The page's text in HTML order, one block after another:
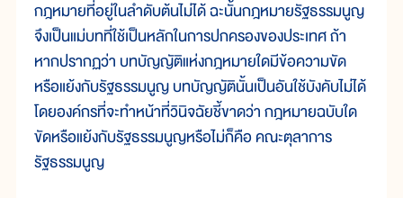
กฎหมายที่อยู่ในลำดับต้นไม่ได้ ฉะนั้นกฎหมายรัฐธรรมนูญ
จึงเป็นแม่บทที่ใช้เป็นหลักในการปกครองของประเทศ ถ้า
หากปรากฏว่า บทบัญญัติแห่งกฎหมายใดมีข้อความขัด
หรือแย้งกับรัฐธรรมนูญ บทบัญญัตินั้นเป็นอันใช้บังคับไม่ได้
โดยองค์กรที่จะทำหน้าที่วินิจฉัยชี้ขาดว่า กฎหมายฉบับใด
ขัดหรือแย้งกับรัฐธรรมนูญหรือไม่ก็คือ คณะตุลาการ
รัฐธรรมนูญ